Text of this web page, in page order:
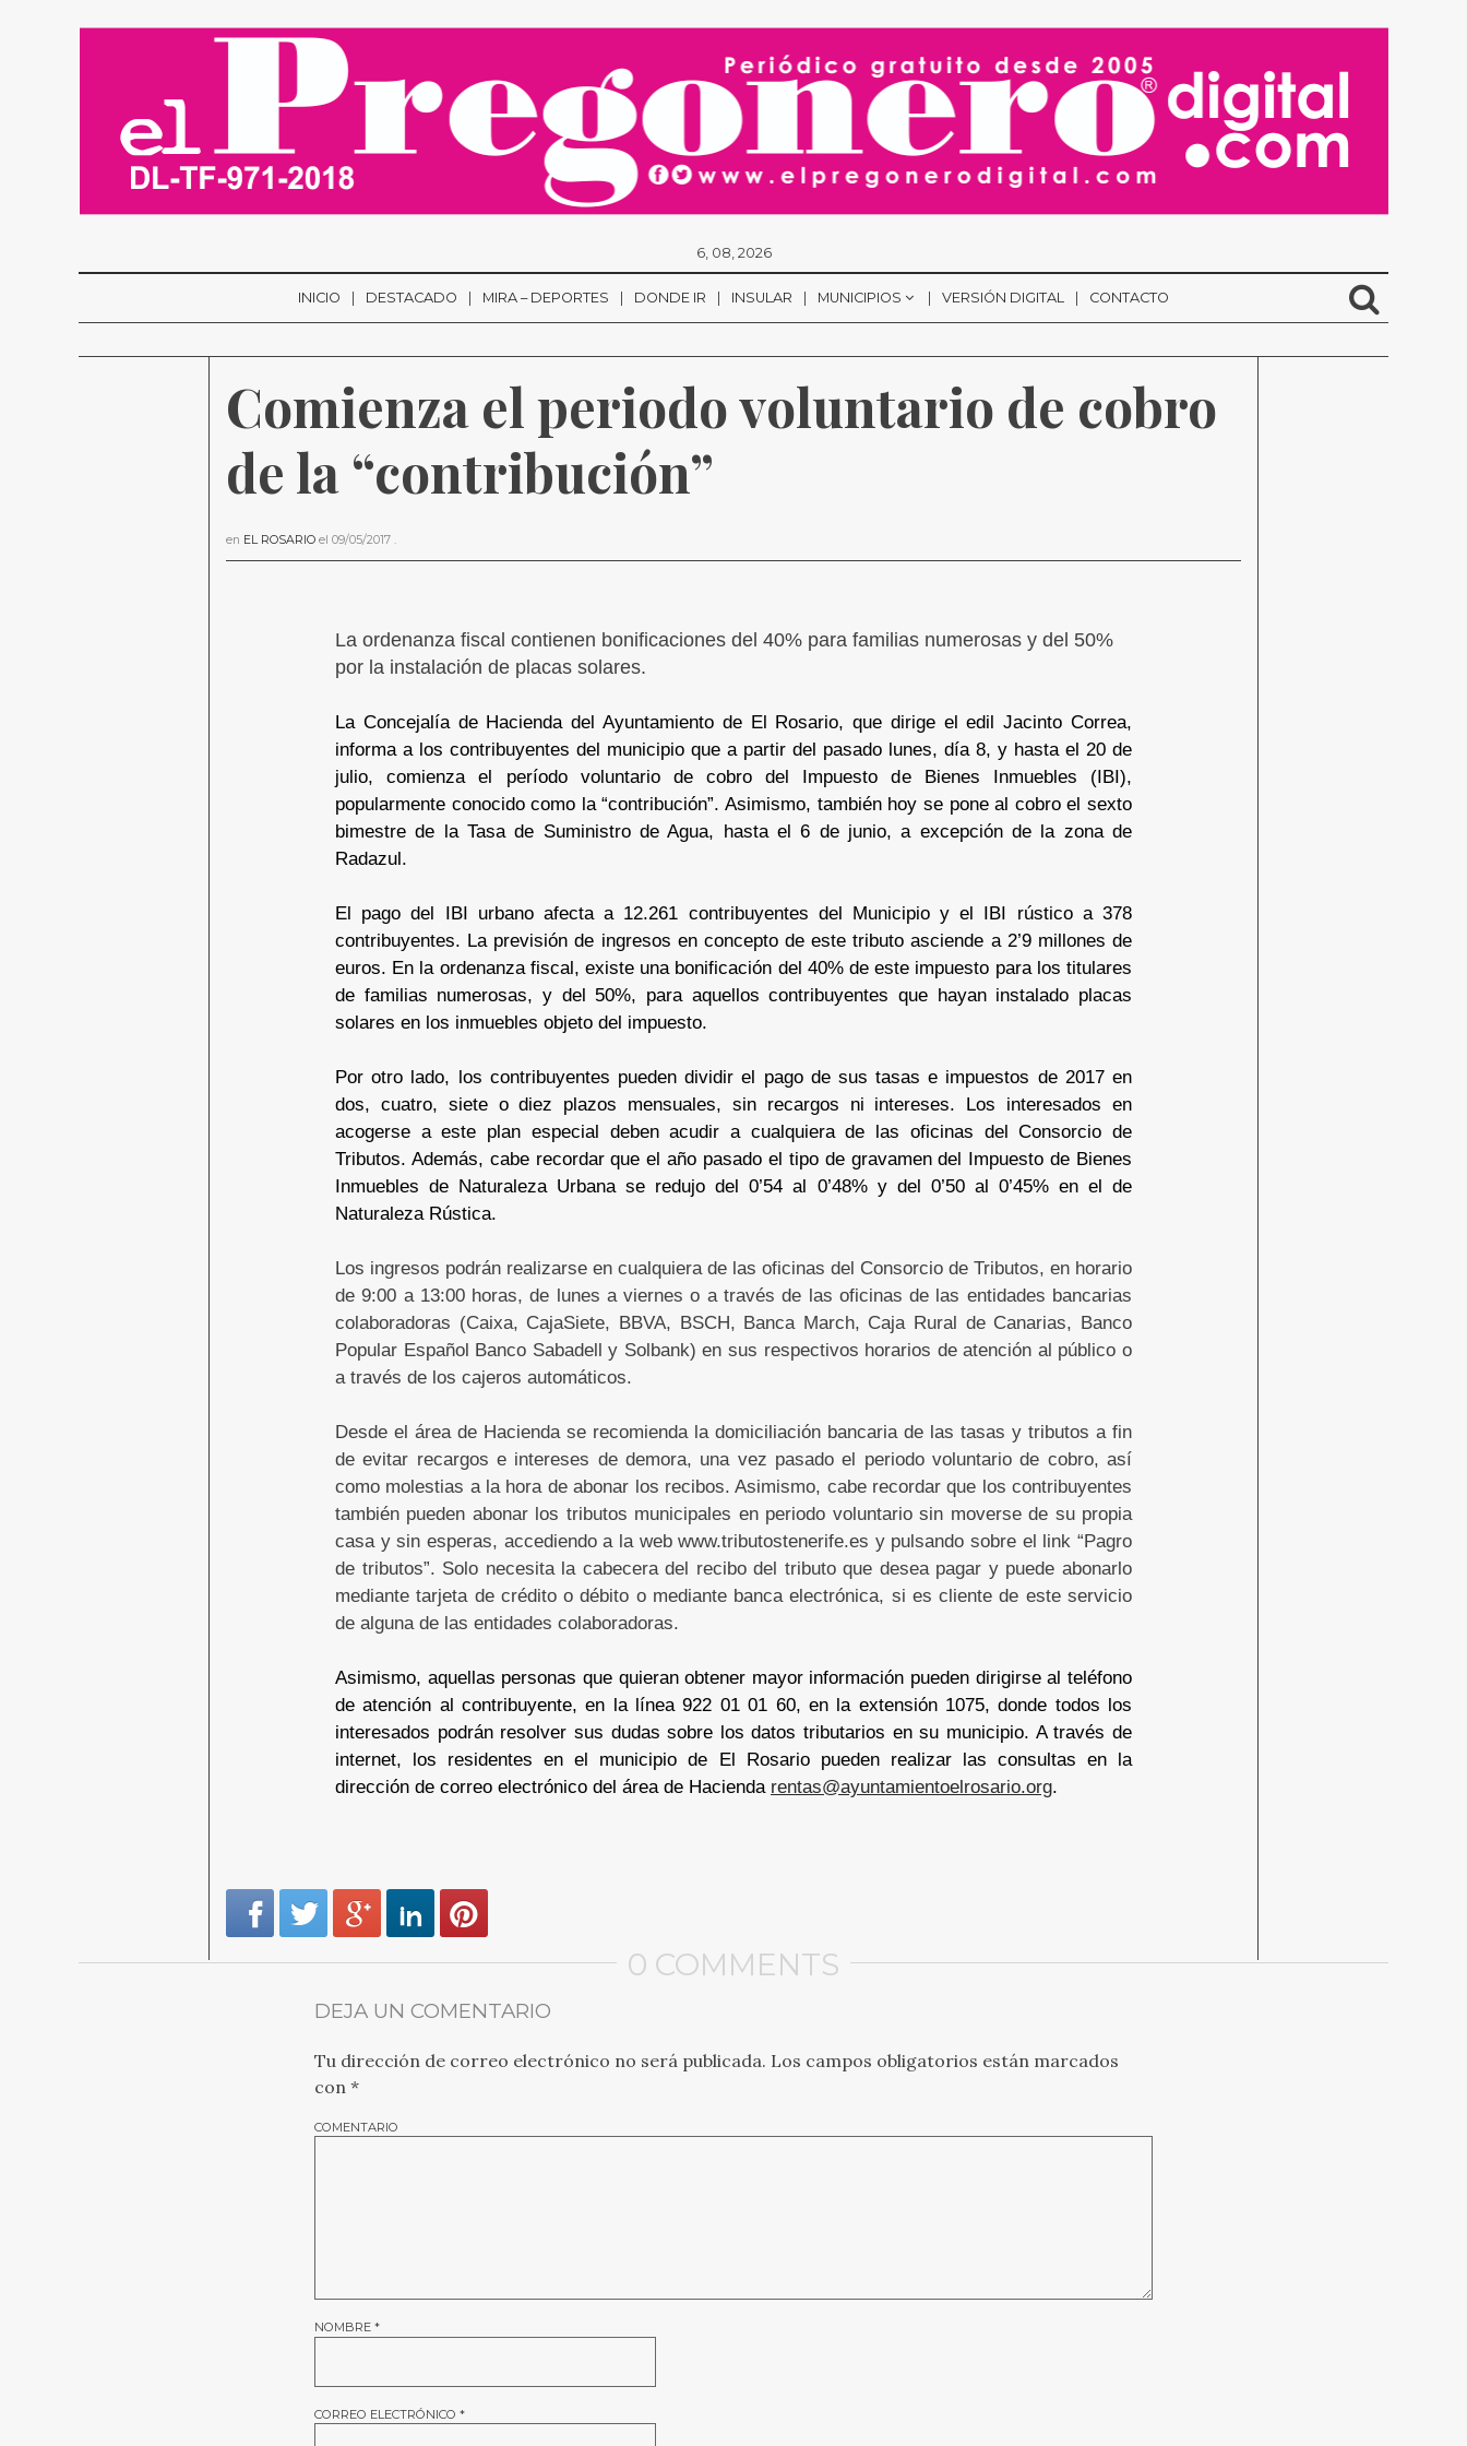
6, 08, 2026
INICIO DESTACADO MIRA – DEPORTES DONDE IR INSULAR MUNICIPIOS VERSIÓN DIGITAL CONTACTO
Comienza el periodo voluntario de cobro
de la “contribución”
en EL ROSARIO el 09/05/2017 .
La ordenanza fiscal contienen bonificaciones del 40% para familias numerosas y del 50%
por la instalación de placas solares.
La Concejalía de Hacienda del Ayuntamiento de El Rosario, que dirige el edil Jacinto Correa,
informa a los contribuyentes del municipio que a partir del pasado lunes, día 8, y hasta el 20 de
julio, comienza el período voluntario de cobro del Impuesto de Bienes Inmuebles (IBI),
popularmente conocido como la “contribución”. Asimismo, también hoy se pone al cobro el sexto
bimestre de la Tasa de Suministro de Agua, hasta el 6 de junio, a excepción de la zona de
Radazul.
El pago del IBI urbano afecta a 12.261 contribuyentes del Municipio y el IBI rústico a 378
contribuyentes. La previsión de ingresos en concepto de este tributo asciende a 2’9 millones de
euros. En la ordenanza fiscal, existe una bonificación del 40% de este impuesto para los titulares
de familias numerosas, y del 50%, para aquellos contribuyentes que hayan instalado placas
solares en los inmuebles objeto del impuesto.
Por otro lado, los contribuyentes pueden dividir el pago de sus tasas e impuestos de 2017 en
dos, cuatro, siete o diez plazos mensuales, sin recargos ni intereses. Los interesados en
acogerse a este plan especial deben acudir a cualquiera de las oficinas del Consorcio de
Tributos. Además, cabe recordar que el año pasado el tipo de gravamen del Impuesto de Bienes
Inmuebles de Naturaleza Urbana se redujo del 0’54 al 0’48% y del 0’50 al 0’45% en el de
Naturaleza Rústica.
Los ingresos podrán realizarse en cualquiera de las oficinas del Consorcio de Tributos, en horario
de 9:00 a 13:00 horas, de lunes a viernes o a través de las oficinas de las entidades bancarias
colaboradoras (Caixa, CajaSiete, BBVA, BSCH, Banca March, Caja Rural de Canarias, Banco
Popular Español Banco Sabadell y Solbank) en sus respectivos horarios de atención al público o
a través de los cajeros automáticos.
Desde el área de Hacienda se recomienda la domiciliación bancaria de las tasas y tributos a fin
de evitar recargos e intereses de demora, una vez pasado el periodo voluntario de cobro, así
como molestias a la hora de abonar los recibos. Asimismo, cabe recordar que los contribuyentes
también pueden abonar los tributos municipales en periodo voluntario sin moverse de su propia
casa y sin esperas, accediendo a la web www.tributostenerife.es y pulsando sobre el link “Pagro
de tributos”. Solo necesita la cabecera del recibo del tributo que desea pagar y puede abonarlo
mediante tarjeta de crédito o débito o mediante banca electrónica, si es cliente de este servicio
de alguna de las entidades colaboradoras.
Asimismo, aquellas personas que quieran obtener mayor información pueden dirigirse al teléfono
de atención al contribuyente, en la línea 922 01 01 60, en la extensión 1075, donde todos los
interesados podrán resolver sus dudas sobre los datos tributarios en su municipio. A través de
internet, los residentes en el municipio de El Rosario pueden realizar las consultas en la
dirección de correo electrónico del área de Hacienda rentas@ayuntamientoelrosario.org.
0 COMMENTS
DEJA UN COMENTARIO
Tu dirección de correo electrónico no será publicada. Los campos obligatorios están marcados
con *
COMENTARIO
NOMBRE *
CORREO ELECTRÓNICO *